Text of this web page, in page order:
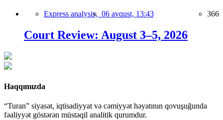
Express analysis, 06 avqust, 13:43 366
Court Review: August 3–5, 2026
Haqqımızda
“Turan” siyasət, iqtisadiyyat və cəmiyyət həyatının qovuşuğunda
fəaliyyət göstərən müstəqil analitik qurumdur.